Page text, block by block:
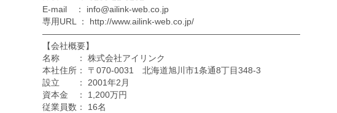
E-mail ： info@ailink-web.co.jp
専用URL ： http://www.ailink-web.co.jp/
——————————————————————————————
【会社概要】
名称 ： 株式会社アイリンク
本社住所： 〒070-0031 北海道旭川市1条通8丁目348-3
設立 ： 2001年2月
資本金 ： 1,200万円
従業員数： 16名